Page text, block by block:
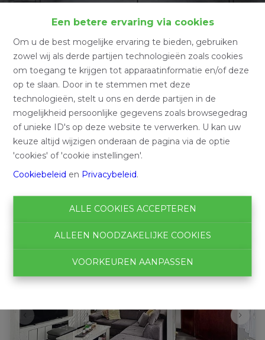
Een betere ervaring via cookies
Om u de best mogelijke ervaring te bieden, gebruiken
zowel wij als derde partijen technologieën zoals cookies
om toegang te krijgen tot apparaatinformatie en/of deze
op te slaan. Door in te stemmen met deze
technologieën, stelt u ons en derde partijen in de
mogelijkheid persoonlijke gegevens zoals browsegedrag
of unieke ID's op deze website te verwerken. U kan uw
keuze altijd wijzigen onderaan de pagina via de optie
'cookies' of 'cookie instellingen'.
Cookiebeleid en Privacybeleid.
ALLE COOKIES ACCEPTEREN
ALLEEN NOODZAKELIJKE COOKIES
VOORKEUREN AANPASSEN
Home
Home
Zoeken